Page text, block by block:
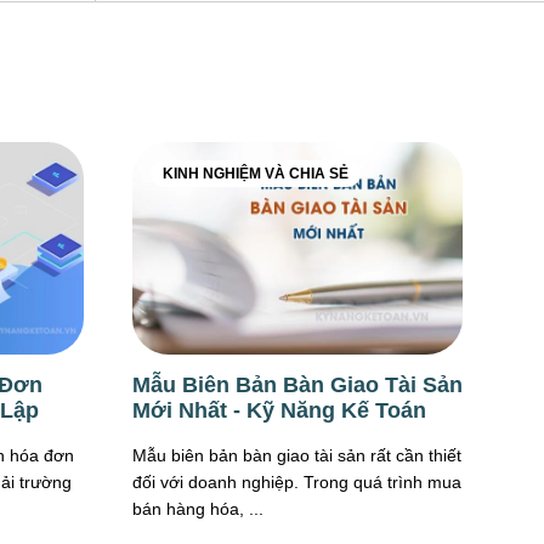
hóa đơn
trường
KINH NGHIỆM VÀ CHIA SẺ
Mẫu Biên Bản Bàn Giao Tài Sản
Mới Nhất - Kỹ Năng Kế Toán
Mẫu biên bản bàn giao tài sản rất cần thiết
đối với doanh nghiệp. Trong quá trình mua
bán hàng hóa, ...